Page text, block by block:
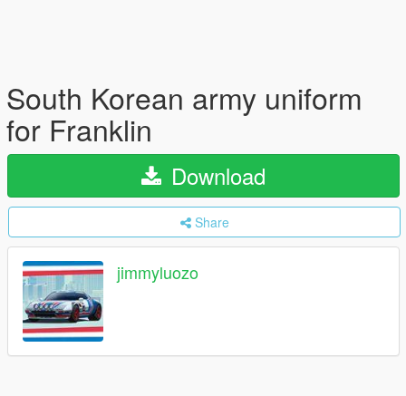
South Korean army uniform
for Franklin
Download
Share
jimmyluozo